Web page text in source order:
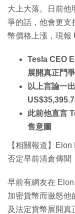
大上大落。日前他
爭的話，他會更支
幣價格上漲，現報
Tesla CEO
展開真正鬥
以上言論一
此前他直言
售意圖
【相關報道】
否定早前清倉傳聞
早前有網友在
加密貨幣而瀲怒他
及法定貨幣展開真